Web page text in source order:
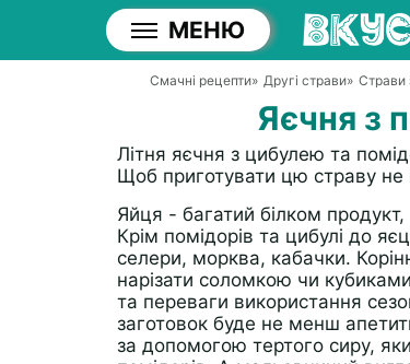
МЕНЮ
Смачні рецепти» Другі страви» Страви
Яєчня з
Літня яєчня з цибулею та
Щоб приготувати цю страву не
Яйця - багатий білком
Крім помідорів та цибулі до
селери, морква, кабачки.
нарізати соломкою чи
та переваги використання
заготовок буде не менш
за допомогою тертого сиру,